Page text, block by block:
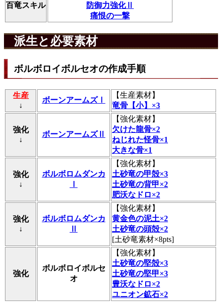
百竜スキル
防御力強化Ⅱ
痛恨の一撃
派生と必要素材
ボルボロイボルセオの作成手順
生産
↓
ボーンアームズⅠ
【生産素材】
竜骨【小】×3
強化
↓
ボーンアームズⅡ
【強化素材】
欠けた龍骨×2
ねじれた怪骨×1
大きな骨×1
強化
↓
ボルボロムダンカ
【強化素材】
土砂竜の甲殻×3
土砂竜の背甲×2
肥沃なドロ×2
強化
↓
ボルボロムダンカ
【強化素材】
黄金色の泥土×2
土砂竜の頭殻×2
[土砂竜素材×8pts]
強化
ボルボロイボルセ
オ
【強化素材】
土砂竜の堅殻×3
土砂竜の堅甲×3
豊沃なドロ×2
ユニオン鉱石×2